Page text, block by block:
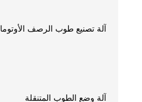
آلة تصنيع طوب الرصف
آلة وضع الطوب المتنقلة